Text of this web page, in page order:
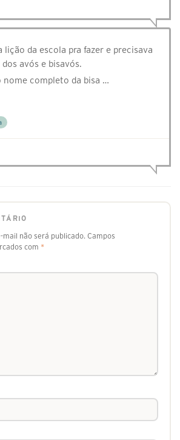
lição da escola pra fazer e precisava
avós e bisavós.
nome completo da bisa …
mail não será publicado. Campos
com *